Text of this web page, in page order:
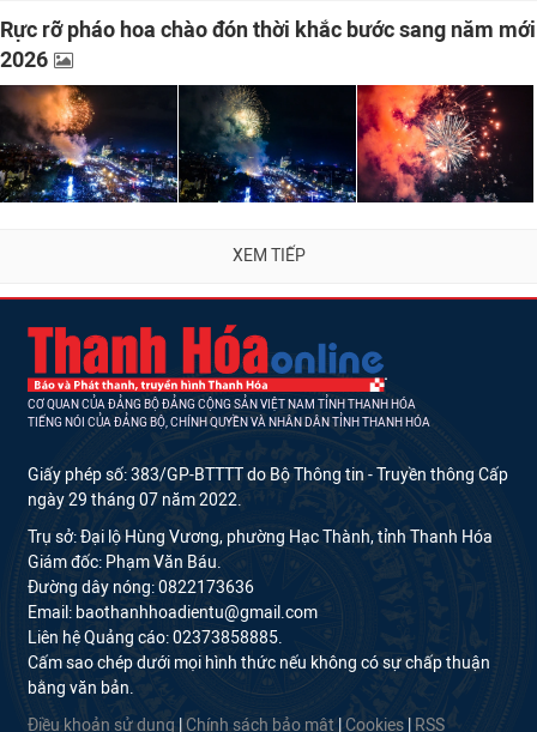
Rực rỡ pháo hoa chào đón thời khắc bước sang năm mới
2026
XEM TIẾP
CƠ QUAN CỦA ĐẢNG BỘ ĐẢNG CỘNG SẢN VIỆT NAM TỈNH THANH HÓA
TIẾNG NÓI CỦA ĐẢNG BỘ, CHÍNH QUYỀN VÀ NHÂN DÂN TỈNH THANH HÓA
Giấy phép số: 383/GP-BTTTT do Bộ Thông tin - Truyền thông Cấp
ngày 29 tháng 07 năm 2022.
Trụ sở: Đại lộ Hùng Vương, phường Hạc Thành, tỉnh Thanh Hóa
Giám đốc: Phạm Văn Báu.
Đường dây nóng: 0822173636
Email: baothanhhoadientu@gmail.com
Liên hệ Quảng cáo: 02373858885.
Cấm sao chép dưới mọi hình thức nếu không có sự chấp thuận
bằng văn bản.
Điều khoản sử dụng Chính sách bảo mật Cookies RSS